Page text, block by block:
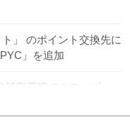
ト」 のポイント交換先に
」を追加
託型円建てステーブル